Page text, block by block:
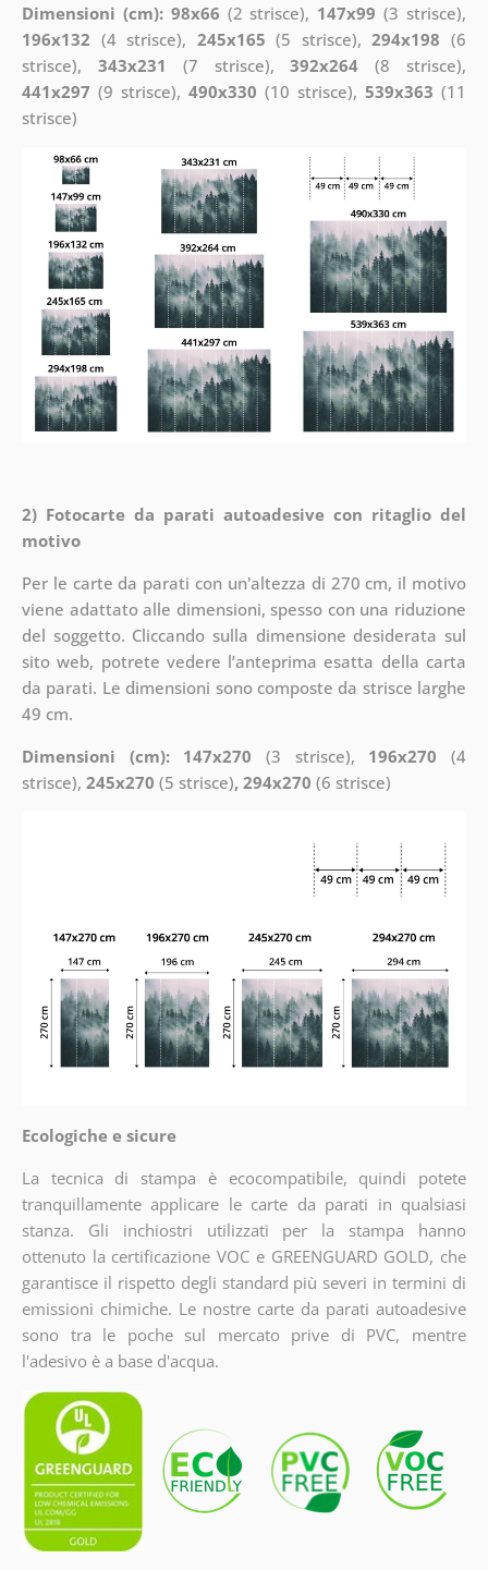
Dimensioni (cm): 98x66 (2 strisce), 147x99 (3 strisce),
196x132 (4 strisce), 245x165 (5 strisce),294x198 (6
strisce), 343x231 (7 strisce),392x264 (8 strisce),
441x297 (9 strisce), 490x330 (10 strisce),539x363 (11
strisce)
2) Fotocarte da parati autoadesive con ritaglio del
motivo
Per le carte da parati con un'altezza di 270 cm, il motivo
viene adattato alle dimensioni, spesso con una riduzione
del soggetto. Cliccando sulla dimensione desiderata sul
sito web, potrete vedere l’anteprima esatta della carta
da parati. Le dimensioni sono composte da strisce larghe
49 cm.
Dimensioni (cm): 147x270 (3 strisce), 196x270 (4
strisce), 245x270 (5 strisce), 294x270 (6 strisce)
Ecologiche e sicure
La tecnica di stampa è ecocompatibile, quindi potete
tranquillamente applicare le carte da parati in qualsiasi
stanza. Gli inchiostri utilizzati per la stampa hanno
ottenuto la certificazione VOC e GREENGUARD GOLD, che
garantisce il rispetto degli standard più severi in termini di
emissioni chimiche. Le nostre carte da parati autoadesive
sono tra le poche sul mercato prive di PVC, mentre
l'adesivo è a base d'acqua.